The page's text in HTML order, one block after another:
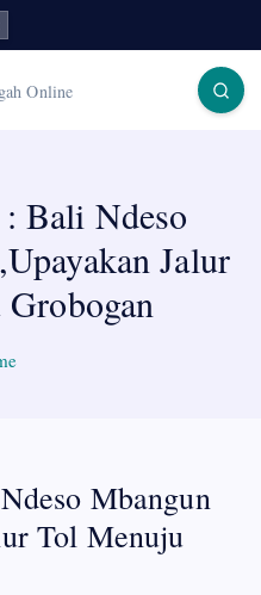
Bali Ndeso
Jalur
Mbangun
Tol Menuju